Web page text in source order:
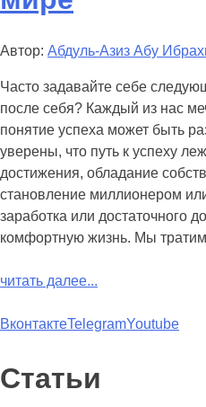
Автор: Абдуль-Азиз Абу
Часто задавайте себе
после себя? Каждый из нас
понятие успеха может быть
уверены, что путь к успеху
достижения, обладание
становление миллионером
заработка или достаточного
комфортную жизнь. Мы
читать далее...
ВконтактеTelegramYoutube
Статьи